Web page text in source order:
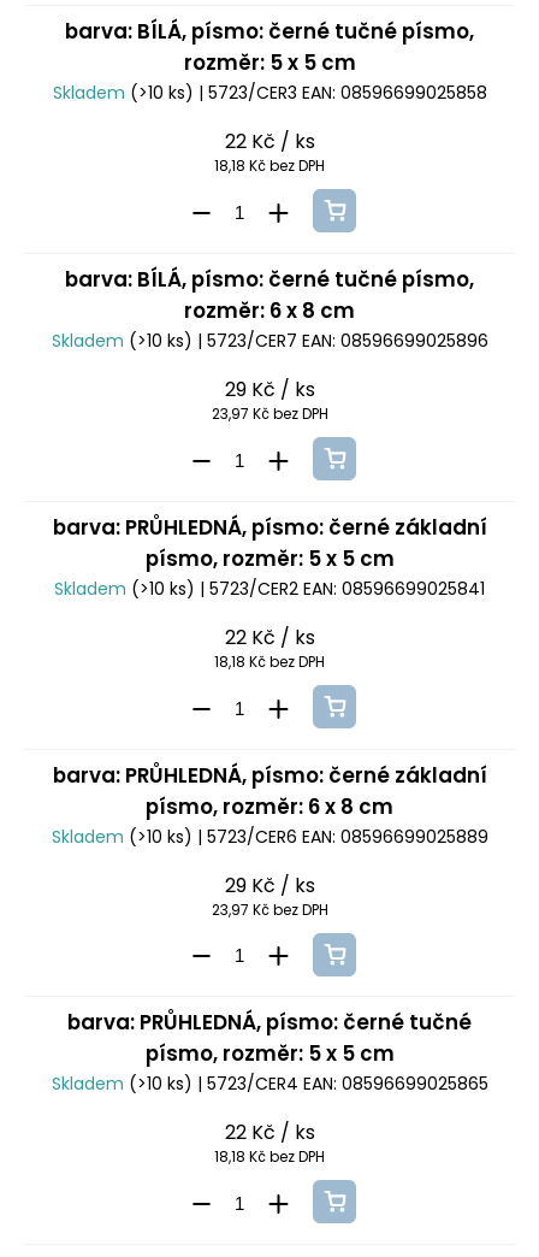
barva: BÍLÁ, písmo: černé tučné písmo,
rozměr: 5 x 5 cm
Skladem (>10 ks) | 5723/CER3 EAN: 08596699025858
22 Kč / ks
18,18 Kč bez DPH
barva: BÍLÁ, písmo: černé tučné písmo,
rozměr: 6 x 8 cm
Skladem (>10 ks) | 5723/CER7 EAN: 08596699025896
29 Kč / ks
23,97 Kč bez DPH
barva: PRŮHLEDNÁ, písmo: černé základní
písmo, rozměr: 5 x 5 cm
Skladem (>10 ks) | 5723/CER2 EAN: 08596699025841
22 Kč / ks
18,18 Kč bez DPH
barva: PRŮHLEDNÁ, písmo: černé základní
písmo, rozměr: 6 x 8 cm
Skladem (>10 ks) | 5723/CER6 EAN: 08596699025889
29 Kč / ks
23,97 Kč bez DPH
barva: PRŮHLEDNÁ, písmo: černé tučné
písmo, rozměr: 5 x 5 cm
Skladem (>10 ks) | 5723/CER4 EAN: 08596699025865
22 Kč / ks
18,18 Kč bez DPH